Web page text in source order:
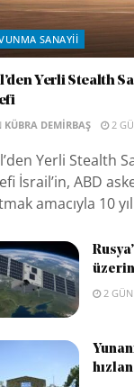
SANAYII
Yerli Stealth
KÜBRA DEMIRBAŞ 2
Yerli Stealth
İsrail’in, ABD
amacıyla 10
2 GÜN